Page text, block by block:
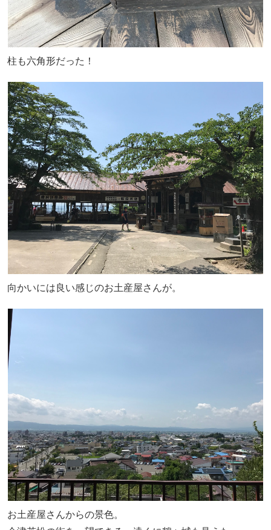
柱も六角形だった！
向かいには良い感じのお土産屋さんが。
お土産屋さんからの景色。